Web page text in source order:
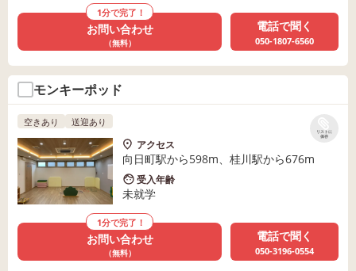
1分で完了！
お問い合わせ
（無料）
電話で聞く
050-1807-6560
モンキーポッド
リストに
保存
空きあり 送迎あり
アクセス
向日町駅から598m、桂川駅から676m
受入年齢
未就学
1分で完了！
お問い合わせ
（無料）
電話で聞く
050-3196-0554